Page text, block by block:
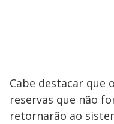
Cabe destacar que
reservas que não
retornarão ao